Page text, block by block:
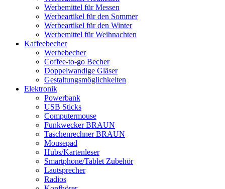
Werbemittel für Messen
Werbeartikel für den Sommer
Werbeartikel für den Winter
Werbemittel für Weihnachten
Kaffeebecher
Werbebecher
Coffee-to-go Becher
Doppelwandige Gläser
Gestaltungsmöglichkeiten
Elektronik
Powerbank
USB Sticks
Computermouse
Funkwecker BRAUN
Taschenrechner BRAUN
Mousepad
Hubs/Kartenleser
Smartphone/Tablet Zubehör
Lautsprecher
Radios